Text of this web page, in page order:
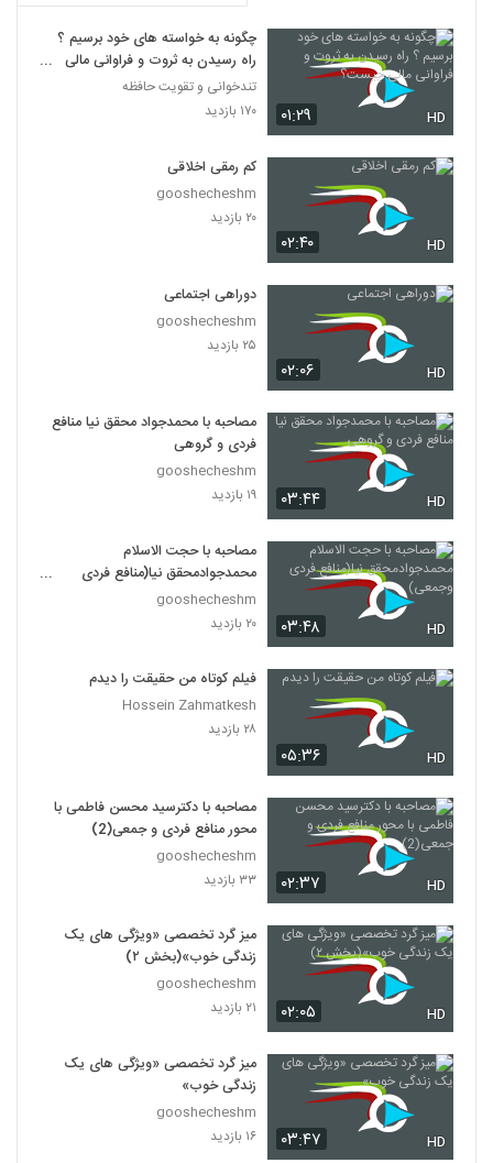
۰۱:۲۹ HD
چگونه به خواسته های خود برسیم ؟
راه رسیدن به ثروت و فراوانی مالی
چیست؟
تندخوانی و تقویت حافظه
۱۷۰ بازدید
۰۲:۴۰ HD
کم رمقی اخلاقی
gooshecheshm
۲۰ بازدید
۰۲:۰۶ HD
دوراهی اجتماعی
gooshecheshm
۲۵ بازدید
۰۳:۴۴ HD
مصاحبه با محمدجواد محقق نیا منافع
فردی و گروهی
gooshecheshm
۱۹ بازدید
۰۳:۴۸ HD
مصاحبه با حجت الاسلام
محمدجوادمحقق نیا(منافع فردی
وجمعی)
gooshecheshm
۲۰ بازدید
۰۵:۳۶ HD
فیلم کوتاه من حقیقت را دیدم
Hossein Zahmatkesh
۲۸ بازدید
۰۲:۳۷ HD
مصاحبه با دکترسید محسن فاطمی با
محور منافع فردی و جمعی(2)
gooshecheshm
۳۳ بازدید
۰۲:۰۵ HD
میز گرد تخصصی «ویژگی های یک
زندگی خوب»(بخش ۲)
gooshecheshm
۲۱ بازدید
۰۳:۴۷ HD
میز گرد تخصصی «ویژگی های یک
زندگی خوب»
gooshecheshm
۱۶ بازدید